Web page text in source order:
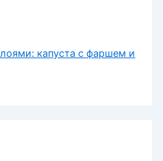
капуста с фаршем и